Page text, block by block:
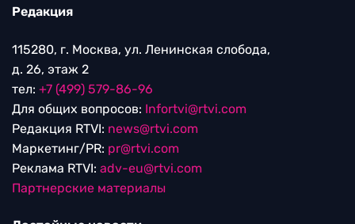
Редакция
115280, г. Москва, ул. Ленинская слобода,
д. 26, этаж 2
тел: +7 (499) 579-86-96
Для общих вопросов: Infortvi@rtvi.com
Редакция RTVI: news@rtvi.com
Маркетинг/PR: pr@rtvi.com
Реклама RTVI: adv-eu@rtvi.com
Партнерские материалы